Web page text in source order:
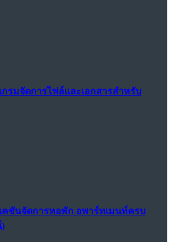
กรมจัดการไฟล์และเอกสารสำหรับ
คชันจัดการหอพัก อพาร์ทเมนท์ครบ